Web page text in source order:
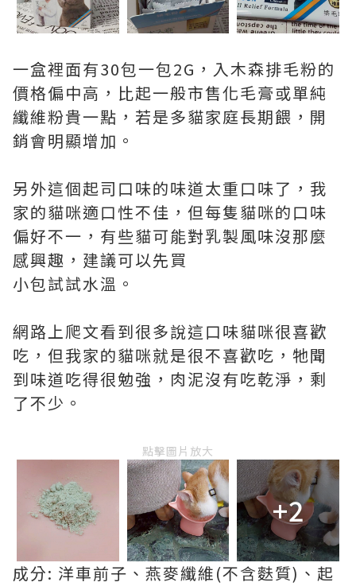
一盒裡面有30包一包2G，入木森排毛粉的
價格偏中高，比起一般市售化毛膏或單純
纖維粉貴一點，若是多貓家庭長期餵，開
銷會明顯增加。
另外這個起司口味的味道太重口味了，我
家的貓咪適口性不佳，但每隻貓咪的口味
偏好不一，有些貓可能對乳製風味沒那麼
感興趣，建議可以先買
小包試試水溫。
網路上爬文看到很多說這口味貓咪很喜歡
吃，但我家的貓咪就是很不喜歡吃，牠聞
到味道吃得很勉強，肉泥沒有吃乾淨，剩
了不少。
點擊圖片放大
+2
成分: 洋車前子、燕麥纖維(不含麩質)、起